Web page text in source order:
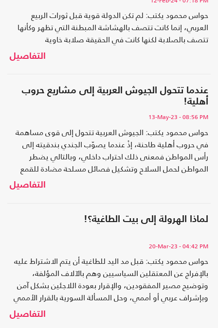
حواس محمود يكتب: لم تكن الدولة قوية قبل ثورات الربيع
العربي، إنما كانت تتصف بالهشاشة المبطنة التي تظهر وكأنها
تتصف بالصلابة لكنها كانت في الحقيقة صلابة خاوية
التفاصيل
عندما تتحول الجيوش العربية إلى مشاريع حروب
أهلية!
13-May-23 - 08:56 PM
حواس محمود يكتب: الجيوش العربية تتحول إلى قوى مساهمة
في حروب أهلية طاحنة، إذْ عندما يصوّب الجندي بندقيته إلى
رأس المواطن فمعنى ذلك احتراب داخلي، وبالتالي يضطر
المواطن لحمل السلاح وتشكيل فصائل مسلحة مضادة للقمع
التفاصيل
لماذا الهرولة إلى بيت الطاغية؟!
20-Mar-23 - 04:42 PM
حواس محمود يكتب: قبل مد اليد للطاغية أن يتم الاشتراط عليه
بالإفراج عن المعتقلين السياسيين وهم بالآلاف المؤلفة،
وتوضيح مصير المفقودين، والإقرار بعودة اللاجئين بشكل آمن
وبإشراف عربي أو أممي، وحل المسألة السورية بالقرار الأممي
التفاصيل